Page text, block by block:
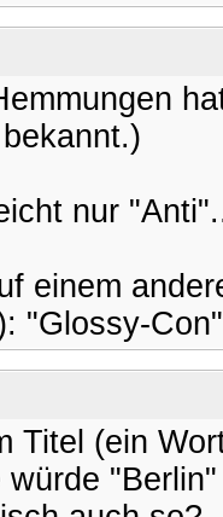
nur
einem
"Glossy-Con"
Titel (ein